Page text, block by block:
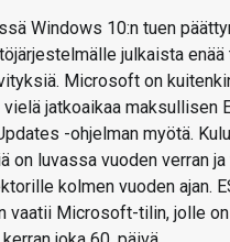
Windows 10:n tuen
julkaista
Microsoft on
jatkoaikaa maksullisen
-ohjelman myötä.
on luvassa vuoden verran
kolmen vuoden ajan.
vaatii Microsoft-tilin, jolle